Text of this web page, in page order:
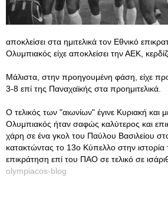
αποκλείσει στα ημιτελικά τον Εθνικό
Ολυμπιακός είχε αποκλείσει την ΑΕΚ,
Μάλιστα, στην προηγουμένη φάση, είχε
3-8 επί της Παναχαϊκής στα προημιτελικά.
Ο τελικός των "αιωνίων" έγινε Κυριακή και
Ολυμπιακός ήταν σαφώς καλύτερος και
χάρη σε ένα γκολ του Παύλου Βασιλείου
κατακτώντας το 13ο Κύπελλο στην
επικράτηση επί του ΠΑΟ σε τελικό σε
olympiacos-blog